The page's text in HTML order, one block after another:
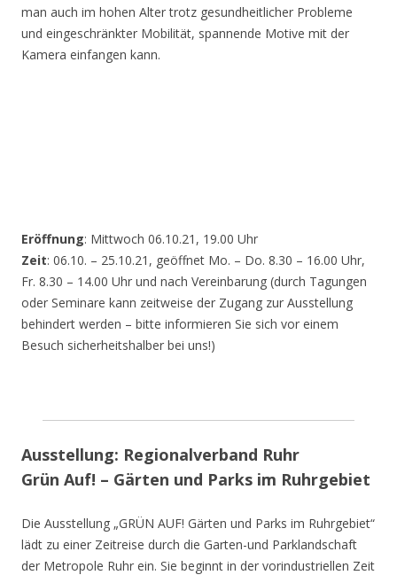
man auch im hohen Alter trotz gesundheitlicher Probleme
und eingeschränkter Mobilität, spannende Motive mit der
Kamera einfangen kann.
Eröffnung: Mittwoch 06.10.21, 19.00 Uhr
Zeit: 06.10. – 25.10.21, geöffnet Mo. – Do. 8.30 – 16.00 Uhr,
Fr. 8.30 – 14.00 Uhr und nach Vereinbarung (durch Tagungen
oder Seminare kann zeitweise der Zugang zur Ausstellung
behindert werden – bitte informieren Sie sich vor einem
Besuch sicherheitshalber bei uns!)
Ausstellung: Regionalverband Ruhr
Grün Auf! – Gärten und Parks im Ruhrgebiet
Die Ausstellung „GRÜN AUF! Gärten und Parks im Ruhrgebiet“
lädt zu einer Zeitreise durch die Garten-und Parklandschaft
der Metropole Ruhr ein. Sie beginnt in der vorindustriellen Zeit